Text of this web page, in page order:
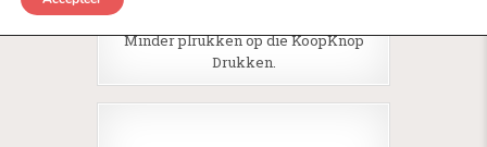
Minder plrukken op die KoopKnop
Drukken.